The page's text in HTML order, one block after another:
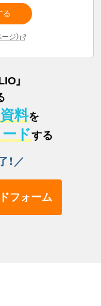
る
ジ）
」
料を
ドする
！／
フォーム